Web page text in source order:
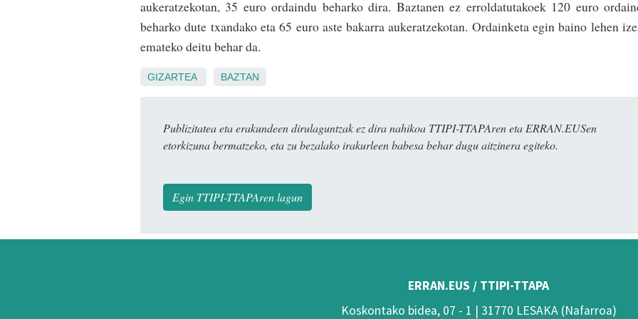
aukeratzekotan, 35 euro ordaindu beharko dira. Baztanen ez errol­datutakoek 120 euro
beharko dute txandako eta 65 euro aste bakarra aukeratzekotan. Ordainketa egin baino lehen
emateko deitu behar da.
GIZARTEA BAZTAN
Publizitatea eta erakundeen dirulaguntzak ez dira nahikoa TTIPI-TTAPAren eta ERRAN.EUSen
etorkizuna bermatzeko, eta zu bezalako irakurleen babesa behar dugu aitzinera egiteko.
Egin TTIPI-TTAPAren lagun
ERRAN.EUS / TTIPI-TTAPA
Koskontako bidea, 07 - 1 | 31770 LESAKA (Nafarroa)